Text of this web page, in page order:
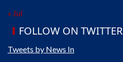
« Jul
FOLLOW ON TWITTER
Tweets by News In